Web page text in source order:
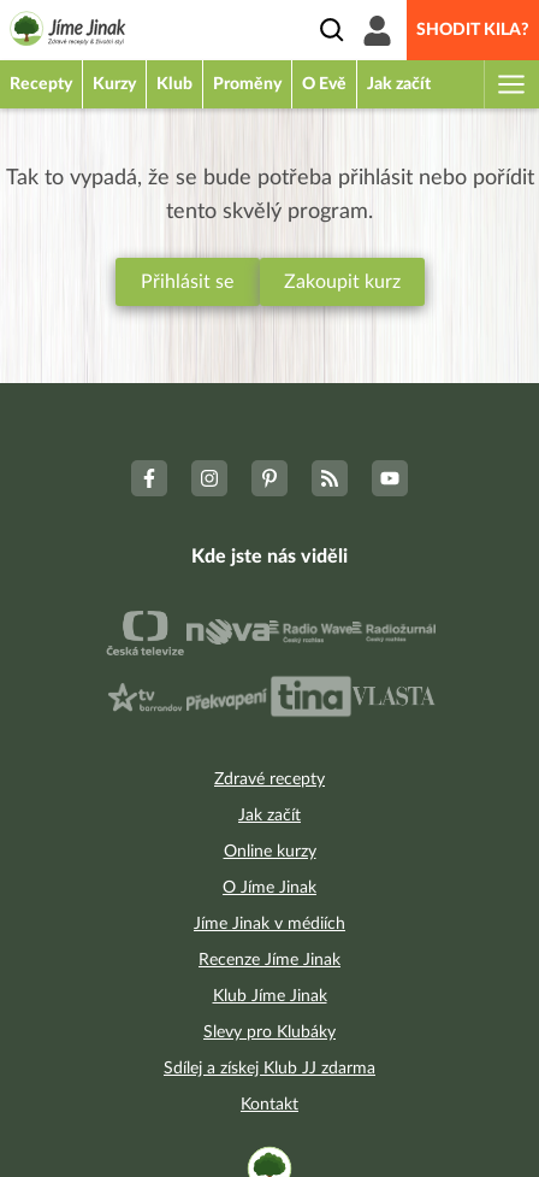
SHODIT KILA?
Recepty Kurzy Klub Proměny O Evě Jak začít
Tak to vypadá, že se bude potřeba přihlásit nebo pořídit
tento skvělý program.
Přihlásit se Zakoupit kurz
Zdravé recepty
Jak začít
Online kurzy
O Jíme Jinak
Jíme Jinak v médiích
Recenze Jíme Jinak
Klub Jíme Jinak
Slevy pro Klubáky
Sdílej a získej Klub JJ zdarma
Kontakt
Kde jste nás viděli